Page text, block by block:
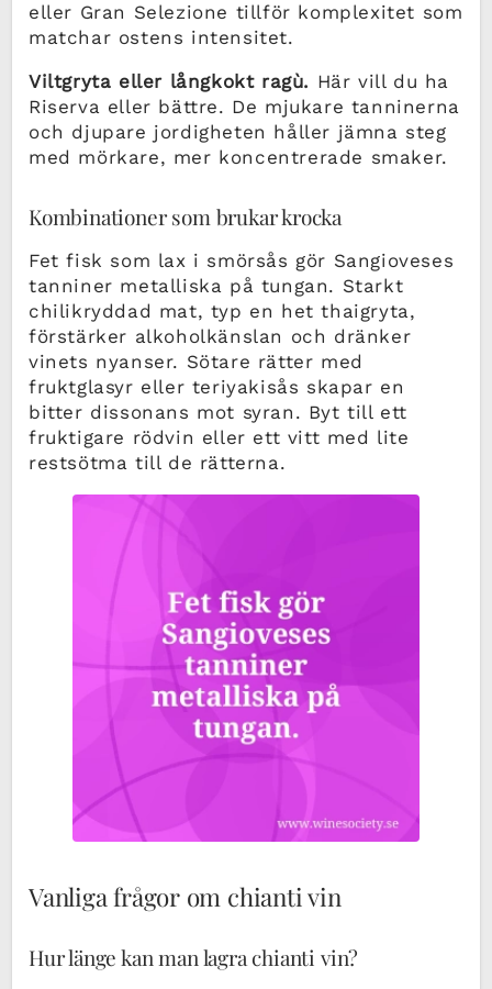
eller Gran Selezione tillför komplexitet som
matchar ostens intensitet.
Viltgryta eller långkokt ragù. Här vill du ha
Riserva eller bättre. De mjukare tanninerna
och djupare jordigheten håller jämna steg
med mörkare, mer koncentrerade smaker.
Kombinationer som brukar krocka
Fet fisk som lax i smörsås gör Sangioveses
tanniner metalliska på tungan. Starkt
chilikryddad mat, typ en het thaigryta,
förstärker alkoholkänslan och dränker
vinets nyanser. Sötare rätter med
fruktglasyr eller teriyakisås skapar en
bitter dissonans mot syran. Byt till ett
fruktigare rödvin eller ett vitt med lite
restsötma till de rätterna.
Vanliga frågor om chianti vin
Hur länge kan man lagra chianti vin?